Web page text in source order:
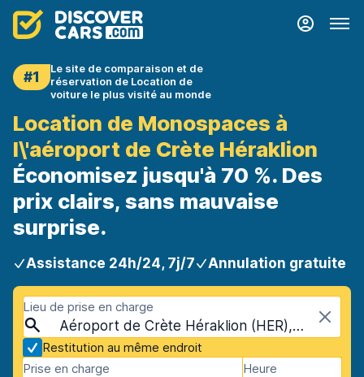
#1
Le site de comparaison et de
réservation de Location de
voiture le plus visité au monde
Location de Monospaces à
l\'aéroport de Crète Héraklion
Économisez jusqu'à 70 %. Des
prix clairs, sans mauvaise
surprise.
Assistance 24h/24, 7j/7 Annulation gratuite
Lieu de prise en charge
Aéroport de Crète Héraklion (HER), Héraklion, Crète
Restitution au même endroit
Prise en charge
Heure